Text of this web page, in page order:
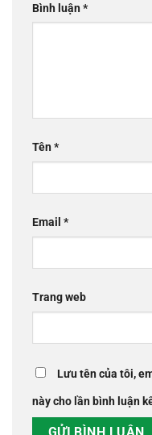
Bình luận*
Tên*
Email *
Trang web
Lưu tên của tôi,
này cho lần bình luận